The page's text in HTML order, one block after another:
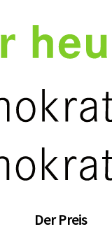
Der Preis